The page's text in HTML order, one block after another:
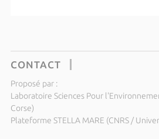
CONTACT
Proposé par :
Laboratoire Sciences Pour
Corse)
Plateforme STELLA MARE (CNRS /